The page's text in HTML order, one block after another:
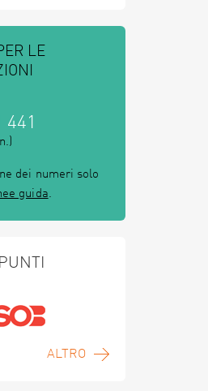
LE
441
dei numeri solo
guida.
ALTRO